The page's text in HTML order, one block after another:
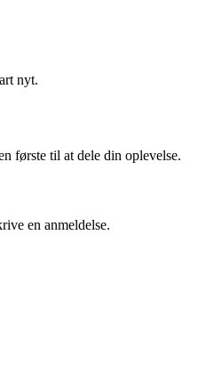
nyt.
første til at dele din oplevelse.
en anmeldelse.